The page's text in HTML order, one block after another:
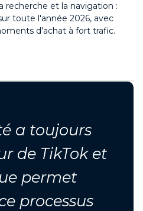
recherche et la navigation :
toute l'année 2026, avec
d'achat à fort trafic.
a toujours
de TikTok et
permet
processus